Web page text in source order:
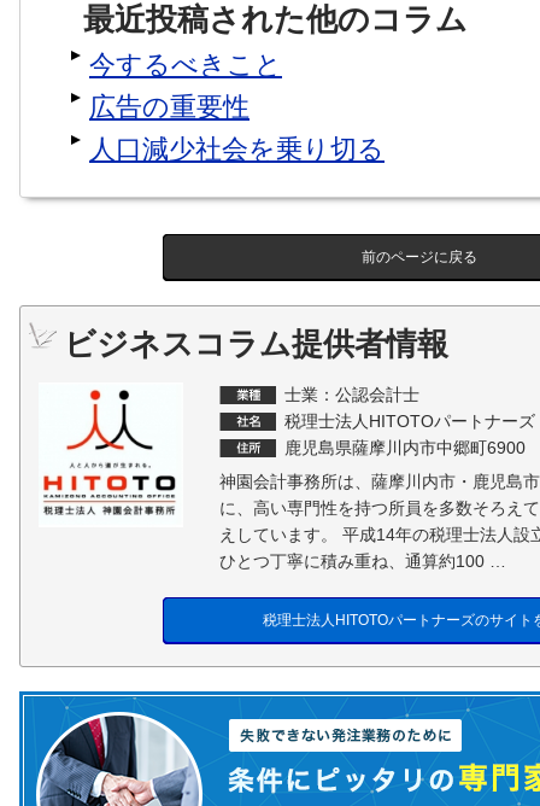
最近投稿された他のコラム
今するべきこと
広告の重要性
人口減少社会を乗り切る
前のページに戻る
ビジネスコラム提供者情報
士業：公認会計士
税理士法人HITOTOパートナーズ
鹿児島県薩摩川内市中郷町6900
神園会計事務所は、薩摩川内市・鹿児島
に、高い専門性を持つ所員を多数そろえ
えしています。 平成14年の税理士法人設
ひとつ丁寧に積み重ね、通算約100 …
税理士法人HITOTOパートナーズのサイト